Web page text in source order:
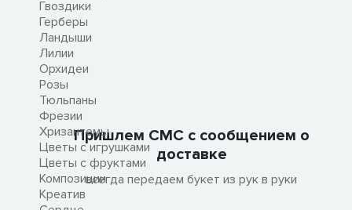
Гвоздики
Герберы
Ландыши
Лилии
Орхидеи
Розы
Тюльпаны
Фрезии
Хризантемы
Цветы с игрушками
Цветы с фруктами
Композиции
Креатив
Пришлем СМС с сообщением о
доставке
всегда передаем букет из рук в руки